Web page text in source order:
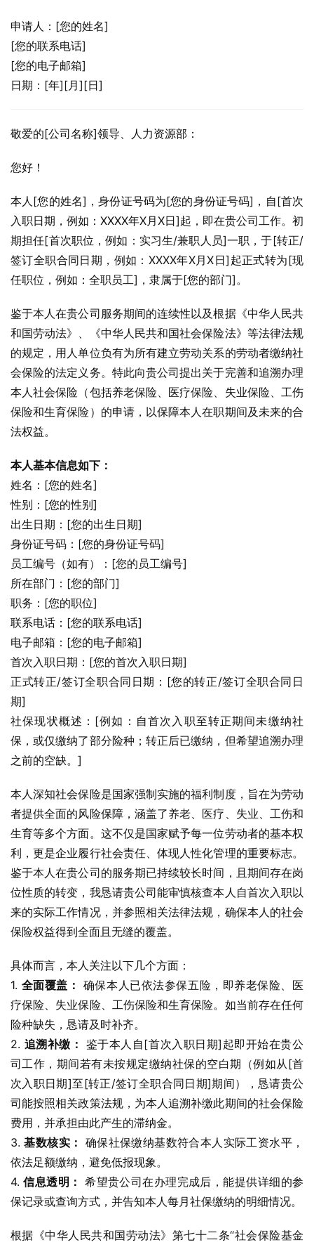
申请人：[您的姓名]
[您的联系电话]
[您的电子邮箱]
日期：[年][月][日]
敬爱的[公司名称]领导、人力资源部：
您好！
本人[您的姓名]，身份证号码为[您的身份证号码]，自[首次
入职日期，例如：XXXX年X月X日]起，即在贵公司工作。初
期担任[首次职位，例如：实习生/兼职人员]一职，于[转正/
签订全职合同日期，例如：XXXX年X月X日]起正式转为[现
任职位，例如：全职员工]，隶属于[您的部门]。
鉴于本人在贵公司服务期间的连续性以及根据《中华人民共
和国劳动法》、《中华人民共和国社会保险法》等法律法规
的规定，用人单位负有为所有建立劳动关系的劳动者缴纳社
会保险的法定义务。特此向贵公司提出关于完善和追溯办理
本人社会保险（包括养老保险、医疗保险、失业保险、工伤
保险和生育保险）的申请，以保障本人在职期间及未来的合
法权益。
本人基本信息如下：
姓名：[您的姓名]
性别：[您的性别]
出生日期：[您的出生日期]
身份证号码：[您的身份证号码]
员工编号（如有）：[您的员工编号]
所在部门：[您的部门]
职务：[您的职位]
联系电话：[您的联系电话]
电子邮箱：[您的电子邮箱]
首次入职日期：[您的首次入职日期]
正式转正/签订全职合同日期：[您的转正/签订全职合同日
期]
社保现状概述：[例如：自首次入职至转正期间未缴纳社
保，或仅缴纳了部分险种；转正后已缴纳，但希望追溯办理
之前的空缺。]
本人深知社会保险是国家强制实施的福利制度，旨在为劳动
者提供全面的风险保障，涵盖了养老、医疗、失业、工伤和
生育等多个方面。这不仅是国家赋予每一位劳动者的基本权
利，更是企业履行社会责任、体现人性化管理的重要标志。
鉴于本人在贵公司的服务期已持续较长时间，且期间存在岗
位性质的转变，我恳请贵公司能审慎核查本人自首次入职以
来的实际工作情况，并参照相关法律法规，确保本人的社会
保险权益得到全面且无缝的覆盖。
具体而言，本人关注以下几个方面：
1. 全面覆盖： 确保本人已依法参保五险，即养老保险、医
疗保险、失业保险、工伤保险和生育保险。如当前存在任何
险种缺失，恳请及时补齐。
2. 追溯补缴： 鉴于本人自[首次入职日期]起即开始在贵公
司工作，期间若有未按规定缴纳社保的空白期（例如从[首
次入职日期]至[转正/签订全职合同日期]期间），恳请贵公
司能按照相关政策法规，为本人追溯补缴此期间的社会保险
费用，并承担由此产生的滞纳金。
3. 基数核实： 确保社保缴纳基数符合本人实际工资水平，
依法足额缴纳，避免低报现象。
4. 信息透明： 希望贵公司在办理完成后，能提供详细的参
保记录或查询方式，并告知本人每月社保缴纳的明细情况。
根据《中华人民共和国劳动法》第七十二条“社会保险基金